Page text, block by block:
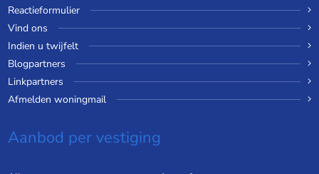
Reactieformulier
Vind ons
Indien u twijfelt
Blogpartners
Linkpartners
Afmelden woningmail
Aanbod per vestiging